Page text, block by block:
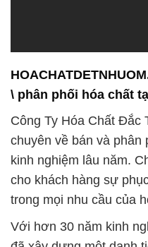
Công Ty Hóa Chất
chuyên về bán và phân
kinh nghiệm lâu năm.
cho khách hàng sự
trong mọi nhu cầu của
Với hơn 30 năm kinh
đã xây dựng một danh
tin cậy và chất lượng.
đáng tin cậy của nhiều
trên khắp cả nước. Sự
chúng tôi đã giúp